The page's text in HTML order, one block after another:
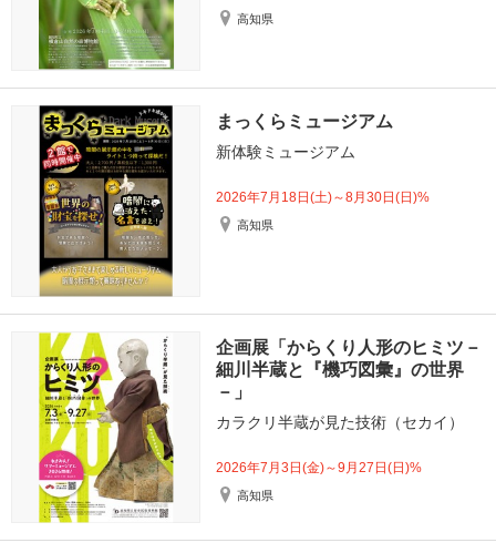
高知県
まっくらミュージアム
新体験ミュージアム
2026年7月18日(土)～8月30日(日)%
高知県
企画展「からくり人形のヒミツ－
細川半蔵と『機巧図彙』の世界
－」
カラクリ半蔵が見た技術（セカイ）
2026年7月3日(金)～9月27日(日)%
高知県